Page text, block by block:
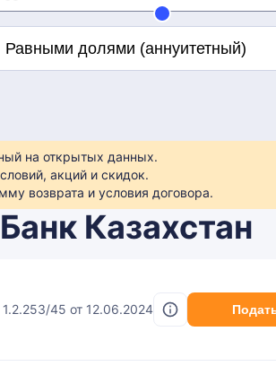
на открытых данных.
акций и скидок.
возврата и условия договора.
Казахстан
45 от 12.06.2024